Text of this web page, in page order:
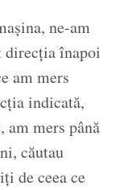
ne-am
direcția înapoi
am mers
indicată,
am mers până
căutau
de ceea ce